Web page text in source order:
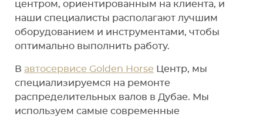
центром, ориентированным на клиента, и
наши специалисты располагают лучшим
оборудованием и инструментами, чтобы
оптимально выполнить работу.
В автосервисе Golden Horse Центр, мы
специализируемся на ремонте
распределительных валов в Дубае. Мы
используем самые современные